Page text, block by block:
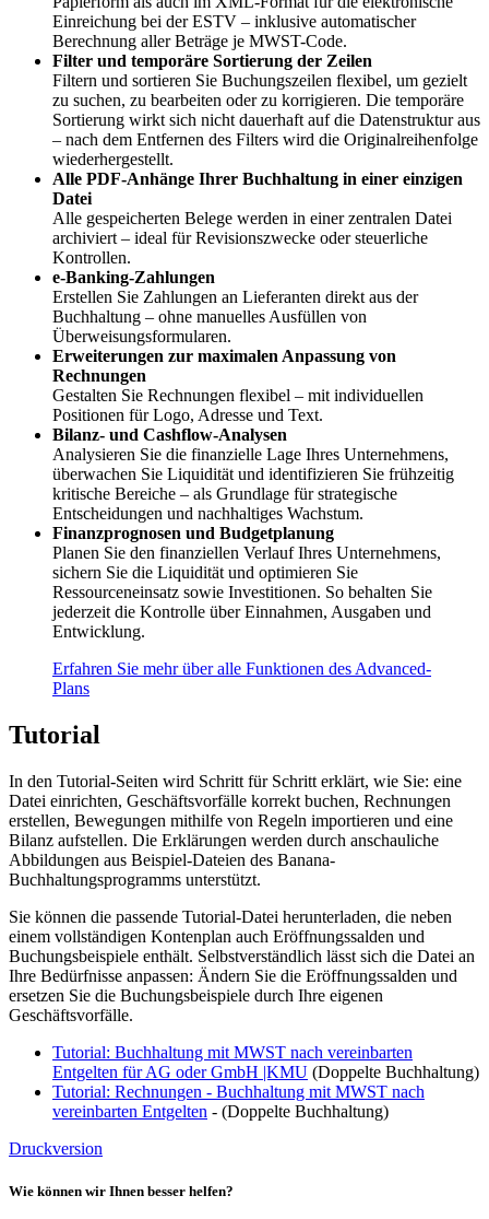
Einreichung bei der ESTV – inklusive automatischer
Berechnung aller Beträge je MWST-Code.
Filter und temporäre Sortierung der Zeilen
Filtern und sortieren Sie Buchungszeilen flexibel, um gezielt
zu suchen, zu bearbeiten oder zu korrigieren. Die temporäre
Sortierung wirkt sich nicht dauerhaft auf die Datenstruktur aus
– nach dem Entfernen des Filters wird die Originalreihenfolge
wiederhergestellt.
Alle PDF-Anhänge Ihrer Buchhaltung in einer einzigen
Datei
Alle gespeicherten Belege werden in einer zentralen Datei
archiviert – ideal für Revisionszwecke oder steuerliche
Kontrollen.
e-Banking-Zahlungen
Erstellen Sie Zahlungen an Lieferanten direkt aus der
Buchhaltung – ohne manuelles Ausfüllen von
Überweisungsformularen.
Erweiterungen zur maximalen Anpassung von
Rechnungen
Gestalten Sie Rechnungen flexibel – mit individuellen
Positionen für Logo, Adresse und Text.
Bilanz- und Cashflow-Analysen
Analysieren Sie die finanzielle Lage Ihres Unternehmens,
überwachen Sie Liquidität und identifizieren Sie frühzeitig
kritische Bereiche – als Grundlage für strategische
Entscheidungen und nachhaltiges Wachstum.
Finanzprognosen und Budgetplanung
Planen Sie den finanziellen Verlauf Ihres Unternehmens,
sichern Sie die Liquidität und optimieren Sie
Ressourceneinsatz sowie Investitionen. So behalten Sie
jederzeit die Kontrolle über Einnahmen, Ausgaben und
Entwicklung.
Erfahren Sie mehr über alle Funktionen des Advanced-
Plans
Tutorial
In den Tutorial-Seiten wird Schritt für Schritt erklärt, wie Sie: eine
Datei einrichten, Geschäftsvorfälle korrekt buchen, Rechnungen
erstellen, Bewegungen mithilfe von Regeln importieren und eine
Bilanz aufstellen. Die Erklärungen werden durch anschauliche
Abbildungen aus Beispiel-Dateien des Banana-
Buchhaltungsprogramms unterstützt.
Sie können die passende Tutorial-Datei herunterladen, die neben
einem vollständigen Kontenplan auch Eröffnungssalden und
Buchungsbeispiele enthält. Selbstverständlich lässt sich die Datei an
Ihre Bedürfnisse anpassen: Ändern Sie die Eröffnungssalden und
ersetzen Sie die Buchungsbeispiele durch Ihre eigenen
Geschäftsvorfälle.
Tutorial: Buchhaltung mit MWST nach vereinbarten
Entgelten für AG oder GmbH |KMU (Doppelte Buchhaltung)
Tutorial: Rechnungen - Buchhaltung mit MWST nach
vereinbarten Entgelten - (Doppelte Buchhaltung)
Druckversion
Wie können wir Ihnen besser helfen?